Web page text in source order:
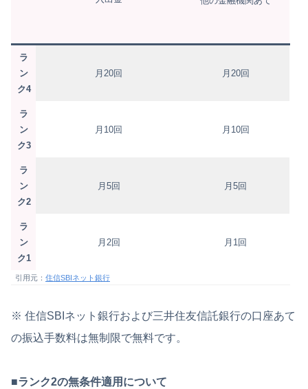
ラ
ン
ク4
月20回 月20回
ラ
ン
ク3
月10回 月10回
ラ
ン
ク2
月5回 月5回
ラ
ン
ク1
月2回 月1回
引用元： 住信SBIネット銀行
※ 住信SBIネット銀行および三井住友信託銀行の口座あて
の振込手数料は無制限で無料です。
■ランク2の無条件適用について